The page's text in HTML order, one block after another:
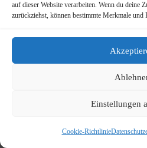
auf dieser Website verarbeiten. Wenn du deine
zurückziehst, können bestimmte Merkmale und
Einstellungen
Cookie-Richtlinie
Malwettbewerb für Kinder 11.
JUgendZEntrum Haus Michael 9.
DRK Blutspende am Mittwoch,